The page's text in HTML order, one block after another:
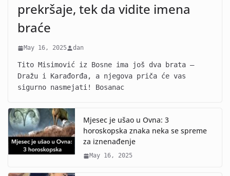
prekršaje, tek da vidite imena
braće
May 16, 2025 dan
Tito Misimović iz Bosne ima još dva brata –
Dražu i Karađorđa, a njegova priča će vas
sigurno nasmejati! Bosanac
Mjesec je ušao u Ovna: 3
horoskopska znaka neka se spreme
za iznenađenje
May 16, 2025